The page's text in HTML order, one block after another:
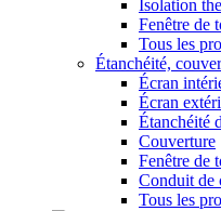
Isolation
Fenêtre de
Tous les
Étanchéité,
Écran
Écran
Étanchéité
Couverture
Fenêtre de
Conduit de
Tous les